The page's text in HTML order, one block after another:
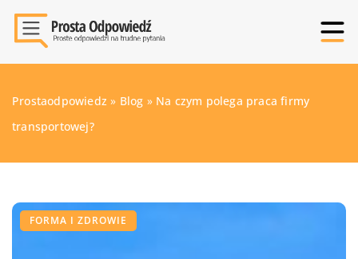
Prostaodpowiedz » Blog » Na czym polega praca firmy
transportowej?
FORMA I ZDROWIE